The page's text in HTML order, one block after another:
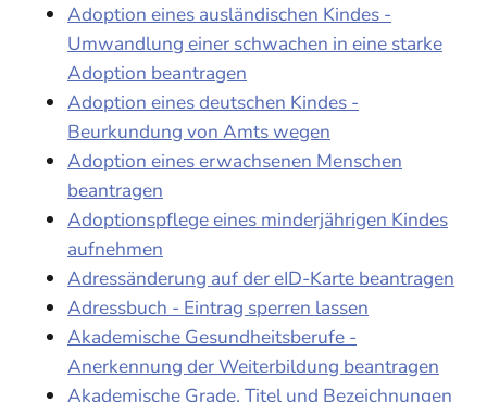
Adoption eines ausländischen Kindes -
Umwandlung einer schwachen in eine starke
Adoption beantragen
Adoption eines deutschen Kindes -
Beurkundung von Amts wegen
Adoption eines erwachsenen Menschen
beantragen
Adoptionspflege eines minderjährigen Kindes
aufnehmen
Adressänderung auf der eID-Karte beantragen
Adressbuch - Eintrag sperren lassen
Akademische Gesundheitsberufe -
Anerkennung der Weiterbildung beantragen
Akademische Grade, Titel und Bezeichnungen